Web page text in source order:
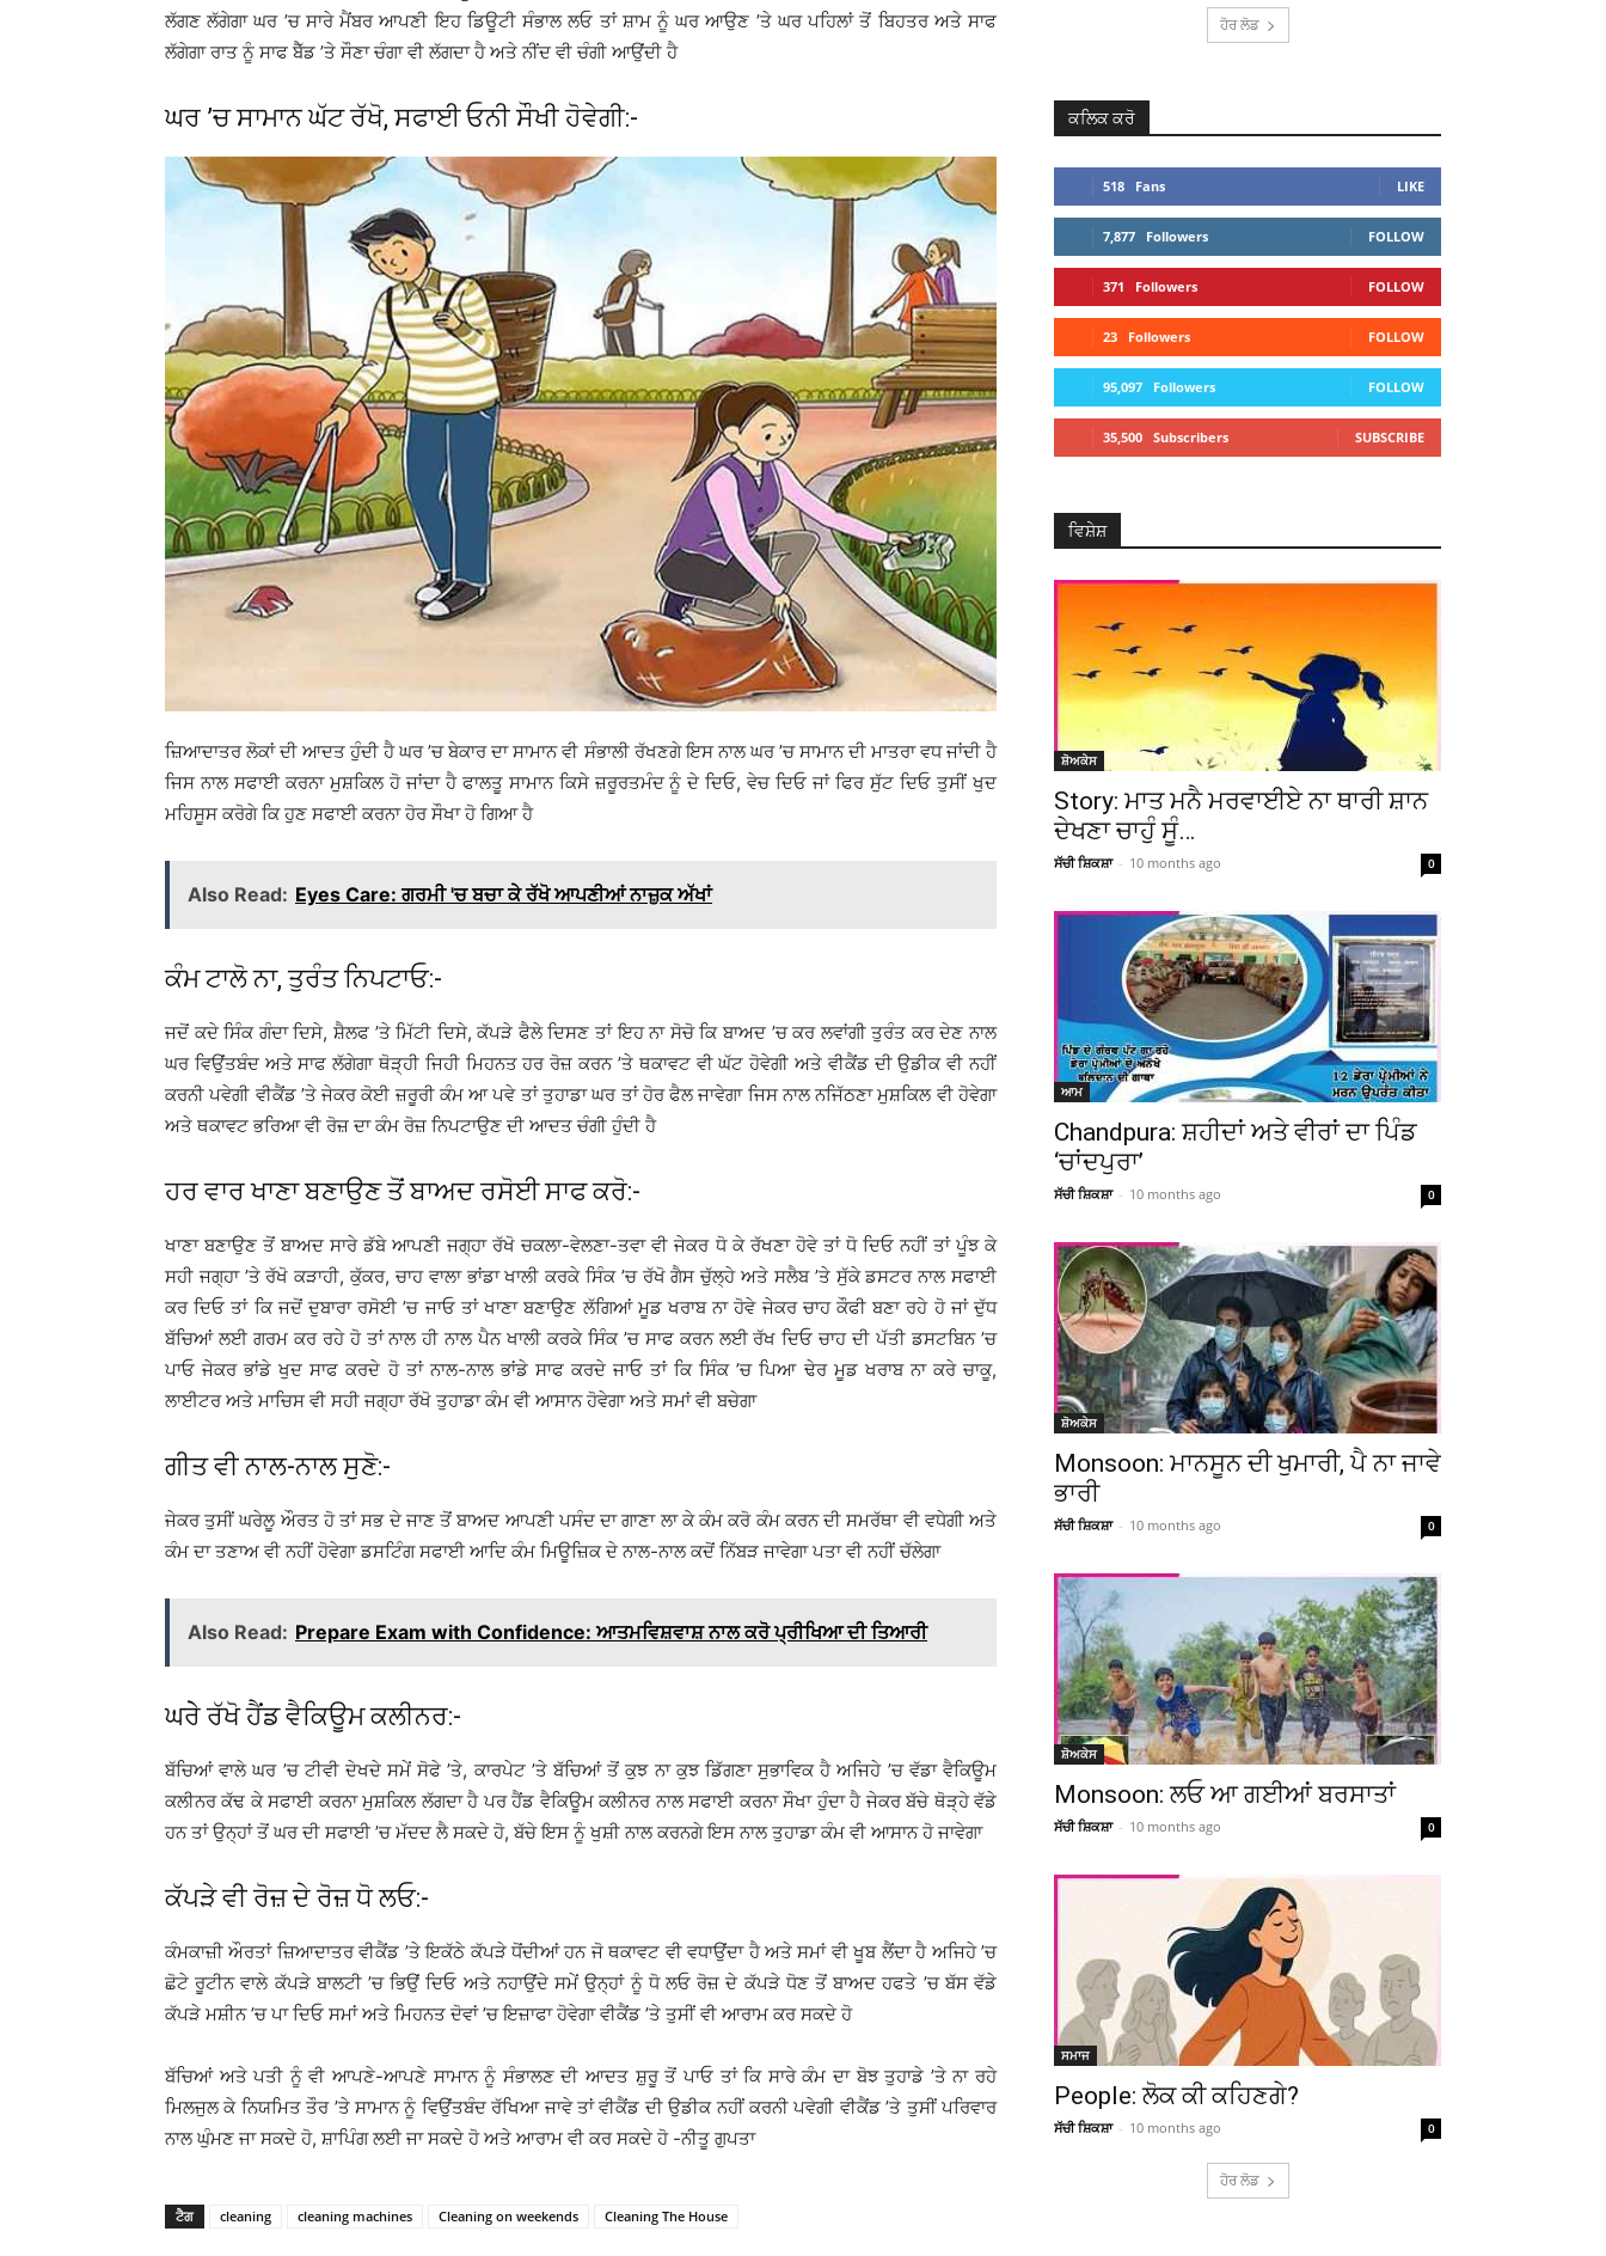
ਲੱਗਣ ਲੱਗੇਗਾ ਘਰ ’ਚ ਸਾਰੇ ਮੈਂਬਰ ਆਪਣੀ ਇਹ ਡਿਊਟੀ ਸੰਭਾਲ ਲਓ ਤਾਂ ਸ਼ਾਮ ਨੂੰ ਘਰ ਆਉਣ ’ਤੇ ਘਰ ਪਹਿਲਾਂ ਤੋਂ ਬਿਹਤਰ ਅਤੇ ਸਾਫ
ਲੱਗੇਗਾ ਰਾਤ ਨੂੰ ਸਾਫ ਬੈੱਡ ’ਤੇ ਸੌਣਾ ਚੰਗਾ ਵੀ ਲੱਗਦਾ ਹੈ ਅਤੇ ਨੀਂਦ ਵੀ ਚੰਗੀ ਆਉਂਦੀ ਹੈ
ਘਰ ’ਚ ਸਾਮਾਨ ਘੱਟ ਰੱਖੋ, ਸਫਾਈ ਓਨੀ ਸੌਖੀ ਹੋਵੇਗੀ:-
ਜ਼ਿਆਦਾਤਰ ਲੋਕਾਂ ਦੀ ਆਦਤ ਹੁੰਦੀ ਹੈ ਘਰ ’ਚ ਬੇਕਾਰ ਦਾ ਸਾਮਾਨ ਵੀ ਸੰਭਾਲੀ ਰੱਖਣਗੇ ਇਸ ਨਾਲ ਘਰ ’ਚ ਸਾਮਾਨ ਦੀ ਮਾਤਰਾ ਵਧ ਜਾਂਦੀ ਹੈ
ਜਿਸ ਨਾਲ ਸਫਾਈ ਕਰਨਾ ਮੁਸ਼ਕਿਲ ਹੋ ਜਾਂਦਾ ਹੈ ਫਾਲਤੂ ਸਾਮਾਨ ਕਿਸੇ ਜ਼ਰੂਰਤਮੰਦ ਨੂੰ ਦੇ ਦਿਓ, ਵੇਚ ਦਿਓ ਜਾਂ ਫਿਰ ਸੁੱਟ ਦਿਓ ਤੁਸੀਂ ਖੁਦ
ਮਹਿਸੂਸ ਕਰੋਗੇ ਕਿ ਹੁਣ ਸਫਾਈ ਕਰਨਾ ਹੋਰ ਸੌਖਾ ਹੋ ਗਿਆ ਹੈ
Also Read: Eyes Care: ਗਰਮੀ 'ਚ ਬਚਾ ਕੇ ਰੱਖੋ ਆਪਣੀਆਂ ਨਾਜ਼ੁਕ ਅੱਖਾਂ
ਕੰਮ ਟਾਲੋ ਨਾ, ਤੁਰੰਤ ਨਿਪਟਾਓ:-
ਜਦੋਂ ਕਦੇ ਸਿੰਕ ਗੰਦਾ ਦਿਸੇ, ਸ਼ੈਲਫ ’ਤੇ ਮਿੱਟੀ ਦਿਸੇ, ਕੱਪੜੇ ਫੈਲੇ ਦਿਸਣ ਤਾਂ ਇਹ ਨਾ ਸੋਚੋ ਕਿ ਬਾਅਦ ’ਚ ਕਰ ਲਵਾਂਗੀ ਤੁਰੰਤ ਕਰ ਦੇਣ ਨਾਲ
ਘਰ ਵਿਉਂਤਬੰਦ ਅਤੇ ਸਾਫ ਲੱਗੇਗਾ ਥੋੜ੍ਹੀ ਜਿਹੀ ਮਿਹਨਤ ਹਰ ਰੋਜ਼ ਕਰਨ ’ਤੇ ਥਕਾਵਟ ਵੀ ਘੱਟ ਹੋਵੇਗੀ ਅਤੇ ਵੀਕੈਂਡ ਦੀ ਉਡੀਕ ਵੀ ਨਹੀਂ
ਕਰਨੀ ਪਵੇਗੀ ਵੀਕੈਂਡ ’ਤੇ ਜੇਕਰ ਕੋਈ ਜ਼ਰੂਰੀ ਕੰਮ ਆ ਪਵੇ ਤਾਂ ਤੁਹਾਡਾ ਘਰ ਤਾਂ ਹੋਰ ਫੈਲ ਜਾਵੇਗਾ ਜਿਸ ਨਾਲ ਨਜਿੱਠਣਾ ਮੁਸ਼ਕਿਲ ਵੀ ਹੋਵੇਗਾ
ਅਤੇ ਥਕਾਵਟ ਭਰਿਆ ਵੀ ਰੋਜ਼ ਦਾ ਕੰਮ ਰੋਜ਼ ਨਿਪਟਾਉਣ ਦੀ ਆਦਤ ਚੰਗੀ ਹੁੰਦੀ ਹੈ
ਹਰ ਵਾਰ ਖਾਣਾ ਬਣਾਉਣ ਤੋਂ ਬਾਅਦ ਰਸੋਈ ਸਾਫ ਕਰੋ:-
ਖਾਣਾ ਬਣਾਉਣ ਤੋਂ ਬਾਅਦ ਸਾਰੇ ਡੱਬੇ ਆਪਣੀ ਜਗ੍ਹਾ ਰੱਖੋ ਚਕਲਾ-ਵੇਲਣਾ-ਤਵਾ ਵੀ ਜੇਕਰ ਧੋ ਕੇ ਰੱਖਣਾ ਹੋਵੇ ਤਾਂ ਧੋ ਦਿਓ ਨਹੀਂ ਤਾਂ ਪੂੰਝ ਕੇ
ਸਹੀ ਜਗ੍ਹਾ ’ਤੇ ਰੱਖੋ ਕੜਾਹੀ, ਕੁੱਕਰ, ਚਾਹ ਵਾਲਾ ਭਾਂਡਾ ਖਾਲੀ ਕਰਕੇ ਸਿੰਕ ’ਚ ਰੱਖੋ ਗੈਸ ਚੁੱਲ੍ਹੇ ਅਤੇ ਸਲੈਬ ’ਤੇ ਸੁੱਕੇ ਡਸਟਰ ਨਾਲ ਸਫਾਈ
ਕਰ ਦਿਓ ਤਾਂ ਕਿ ਜਦੋਂ ਦੁਬਾਰਾ ਰਸੋਈ ’ਚ ਜਾਓ ਤਾਂ ਖਾਣਾ ਬਣਾਉਣ ਲੱਗਿਆਂ ਮੂਡ ਖਰਾਬ ਨਾ ਹੋਵੇ ਜੇਕਰ ਚਾਹ ਕੌਫੀ ਬਣਾ ਰਹੇ ਹੋ ਜਾਂ ਦੁੱਧ
ਬੱਚਿਆਂ ਲਈ ਗਰਮ ਕਰ ਰਹੇ ਹੋ ਤਾਂ ਨਾਲ ਹੀ ਨਾਲ ਪੈਨ ਖਾਲੀ ਕਰਕੇ ਸਿੰਕ ’ਚ ਸਾਫ ਕਰਨ ਲਈ ਰੱਖ ਦਿਓ ਚਾਹ ਦੀ ਪੱਤੀ ਡਸਟਬਿਨ ’ਚ
ਪਾਓ ਜੇਕਰ ਭਾਂਡੇ ਖੁਦ ਸਾਫ ਕਰਦੇ ਹੋ ਤਾਂ ਨਾਲ-ਨਾਲ ਭਾਂਡੇ ਸਾਫ ਕਰਦੇ ਜਾਓ ਤਾਂ ਕਿ ਸਿੰਕ ’ਚ ਪਿਆ ਢੇਰ ਮੂਡ ਖਰਾਬ ਨਾ ਕਰੇ ਚਾਕੂ,
ਲਾਈਟਰ ਅਤੇ ਮਾਚਿਸ ਵੀ ਸਹੀ ਜਗ੍ਹਾ ਰੱਖੋ ਤੁਹਾਡਾ ਕੰਮ ਵੀ ਆਸਾਨ ਹੋਵੇਗਾ ਅਤੇ ਸਮਾਂ ਵੀ ਬਚੇਗਾ
ਗੀਤ ਵੀ ਨਾਲ-ਨਾਲ ਸੁਣੋ:-
ਜੇਕਰ ਤੁਸੀਂ ਘਰੇਲੂ ਔਰਤ ਹੋ ਤਾਂ ਸਭ ਦੇ ਜਾਣ ਤੋਂ ਬਾਅਦ ਆਪਣੀ ਪਸੰਦ ਦਾ ਗਾਣਾ ਲਾ ਕੇ ਕੰਮ ਕਰੋ ਕੰਮ ਕਰਨ ਦੀ ਸਮਰੱਥਾ ਵੀ ਵਧੇਗੀ ਅਤੇ
ਕੰਮ ਦਾ ਤਣਾਅ ਵੀ ਨਹੀਂ ਹੋਵੇਗਾ ਡਸਟਿੰਗ ਸਫਾਈ ਆਦਿ ਕੰਮ ਮਿਊਜ਼ਿਕ ਦੇ ਨਾਲ-ਨਾਲ ਕਦੋਂ ਨਿੱਬੜ ਜਾਵੇਗਾ ਪਤਾ ਵੀ ਨਹੀਂ ਚੱਲੇਗਾ
Also Read: Prepare Exam with Confidence: ਆਤਮਵਿਸ਼ਵਾਸ਼ ਨਾਲ ਕਰੋ ਪ੍ਰੀਖਿਆ ਦੀ ਤਿਆਰੀ
ਘਰੇੇ ਰੱਖੋ ਹੈਂਡ ਵੈਕਿਊਮ ਕਲੀਨਰ:-
ਬੱਚਿਆਂ ਵਾਲੇ ਘਰ ’ਚ ਟੀਵੀ ਦੇਖਦੇ ਸਮੇਂ ਸੋਫੇ ’ਤੇ, ਕਾਰਪੇਟ ’ਤੇ ਬੱਚਿਆਂ ਤੋਂ ਕੁਝ ਨਾ ਕੁਝ ਡਿੱਗਣਾ ਸੁਭਾਵਿਕ ਹੈ ਅਜਿਹੇ ’ਚ ਵੱਡਾ ਵੈਕਿਊਮ
ਕਲੀਨਰ ਕੱਢ ਕੇ ਸਫਾਈ ਕਰਨਾ ਮੁਸ਼ਕਿਲ ਲੱਗਦਾ ਹੈ ਪਰ ਹੈਂਡ ਵੈਕਿਊਮ ਕਲੀਨਰ ਨਾਲ ਸਫਾਈ ਕਰਨਾ ਸੌਖਾ ਹੁੰਦਾ ਹੈ ਜੇਕਰ ਬੱਚੇ ਥੋੜ੍ਹੇ ਵੱਡੇ
ਹਨ ਤਾਂ ਉਨ੍ਹਾਂ ਤੋਂ ਘਰ ਦੀ ਸਫਾਈ ’ਚ ਮੱਦਦ ਲੈ ਸਕਦੇ ਹੋ, ਬੱਚੇ ਇਸ ਨੂੰ ਖੁਸ਼ੀ ਨਾਲ ਕਰਨਗੇ ਇਸ ਨਾਲ ਤੁਹਾਡਾ ਕੰਮ ਵੀ ਆਸਾਨ ਹੋ ਜਾਵੇਗਾ
ਕੱਪੜੇ ਵੀ ਰੋਜ਼ ਦੇ ਰੋਜ਼ ਧੋ ਲਓ:-
ਕੰਮਕਾਜ਼ੀ ਔਰਤਾਂ ਜ਼ਿਆਦਾਤਰ ਵੀਕੈਂਡ ’ਤੇ ਇਕੱਠੇ ਕੱਪੜੇ ਧੋਂਦੀਆਂ ਹਨ ਜੋ ਥਕਾਵਟ ਵੀ ਵਧਾਉਂਦਾ ਹੈ ਅਤੇ ਸਮਾਂ ਵੀ ਖੂਬ ਲੈਂਦਾ ਹੈ ਅਜਿਹੇ ’ਚ
ਛੋਟੇ ਰੂਟੀਨ ਵਾਲੇ ਕੱਪੜੇ ਬਾਲਟੀ ’ਚ ਭਿਉਂ ਦਿਓ ਅਤੇ ਨਹਾਉਂਦੇ ਸਮੇਂ ਉਨ੍ਹਾਂ ਨੂੰ ਧੋ ਲਓ ਰੋਜ਼ ਦੇ ਕੱਪੜੇ ਧੋਣ ਤੋਂ ਬਾਅਦ ਹਫਤੇ ’ਚ ਬੱਸ ਵੱਡੇ
ਕੱਪੜੇ ਮਸ਼ੀਨ ’ਚ ਪਾ ਦਿਓ ਸਮਾਂ ਅਤੇ ਮਿਹਨਤ ਦੋਵਾਂ ’ਚ ਇਜ਼ਾਫਾ ਹੋਵੇਗਾ ਵੀਕੈਂਡ ’ਤੇ ਤੁਸੀਂ ਵੀ ਆਰਾਮ ਕਰ ਸਕਦੇ ਹੋ
ਬੱਚਿਆਂ ਅਤੇ ਪਤੀ ਨੂੰ ਵੀ ਆਪਣੇ-ਆਪਣੇ ਸਾਮਾਨ ਨੂੰ ਸੰਭਾਲਣ ਦੀ ਆਦਤ ਸ਼ੁਰੂ ਤੋਂ ਪਾਓ ਤਾਂ ਕਿ ਸਾਰੇ ਕੰਮ ਦਾ ਬੋਝ ਤੁਹਾਡੇ ’ਤੇ ਨਾ ਰਹੇ
ਮਿਲਜੁਲ ਕੇ ਨਿਯਮਿਤ ਤੌਰ ’ਤੇ ਸਾਮਾਨ ਨੂੰ ਵਿਉਂਤਬੰਦ ਰੱਖਿਆ ਜਾਵੇ ਤਾਂ ਵੀਕੈਂਡ ਦੀ ਉਡੀਕ ਨਹੀਂ ਕਰਨੀ ਪਵੇਗੀ ਵੀਕੈਂਡ ’ਤੇ ਤੁਸੀਂ ਪਰਿਵਾਰ
ਨਾਲ ਘੁੰਮਣ ਜਾ ਸਕਦੇ ਹੋ, ਸ਼ਾਪਿੰਗ ਲਈ ਜਾ ਸਕਦੇ ਹੋ ਅਤੇ ਆਰਾਮ ਵੀ ਕਰ ਸਕਦੇ ਹੋ -ਨੀਤੂ ਗੁਪਤਾ
ਟੈਗ cleaning cleaning machines Cleaning on weekends Cleaning The House
ਹੋਰ ਲੋਡ
ਕਲਿਕ ਕਰੋ
518 Fans LIKE
7,877 Followers FOLLOW
371 Followers FOLLOW
23 Followers FOLLOW
95,097 Followers FOLLOW
35,500 Subscribers SUBSCRIBE
ਵਿਸ਼ੇਸ਼
ਸ਼ੋਅਕੇਸ
Story: ਮਾਤ ਮਨੈ ਮਰਵਾਈਏ ਨਾ ਥਾਰੀ ਸ਼ਾਨ
ਦੇਖਣਾ ਚਾਹੁੰ ਸੂੰ…
ਸੱਚੀ ਸ਼ਿਕਸ਼ਾ - 10 months ago 0
ਆਮ
Chandpura: ਸ਼ਹੀਦਾਂ ਅਤੇ ਵੀਰਾਂ ਦਾ ਪਿੰਡ
‘ਚਾਂਦਪੁਰਾ’
ਸੱਚੀ ਸ਼ਿਕਸ਼ਾ - 10 months ago 0
ਸ਼ੋਅਕੇਸ
Monsoon: ਮਾਨਸੂਨ ਦੀ ਖੁਮਾਰੀ, ਪੈ ਨਾ ਜਾਵੇ
ਭਾਰੀ
ਸੱਚੀ ਸ਼ਿਕਸ਼ਾ - 10 months ago 0
ਸ਼ੋਅਕੇਸ
Monsoon: ਲਓ ਆ ਗਈਆਂ ਬਰਸਾਤਾਂ
ਸੱਚੀ ਸ਼ਿਕਸ਼ਾ - 10 months ago 0
ਸਮਾਜ
People: ਲੋਕ ਕੀ ਕਹਿਣਗੇ?
ਸੱਚੀ ਸ਼ਿਕਸ਼ਾ - 10 months ago 0
ਹੋਰ ਲੋਡ